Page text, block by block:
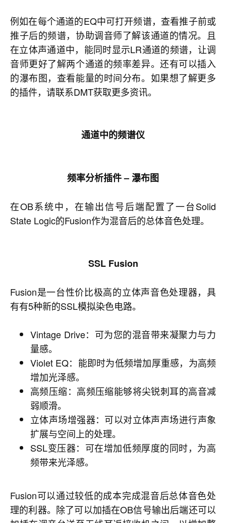
例如在每个通道的EQ中可打开频谱，查看推子前或
推子后的频谱，协助调音师了解该通道的情况。且
在立体声通道中，能同时显示LR通道的频谱，让调
音师更好了解两个通道的频率差异。还有可以插入
的瀑布图，查看能量的时间分布。如果想了解更多
的插件，请联系DMT获取更多资讯。
通道中的频谱仪
频率分析插件–瀑布图
在OB系统中，在输出信号后端配置了一台Solid
State Logic的Fusion作为混音后的总体音色处理。
SSL Fusion
Fusion是一台性价比极高的立体声音色处理器，具
有有5种新的SSL模拟染色电路。
Vintage Drive：可为您的混音带来凝聚力与力
量感。
Violet EQ：能即时为低频增加厚重感，为高频
增加光泽感。
高频压缩：高频压缩能够将尖锐刺耳的高音减
弱顺滑。
立体声场增强器：可以对立体声声场进行声象
扩展与空间上的处理。
SSL变压器：可在增加低频厚度的同时，为高
频带来光泽感。
Fusion可以通过较低的成本完成混音后总体音色处
理的利器。除了可以加插在OB信号输出后端还可以